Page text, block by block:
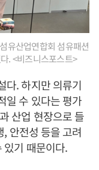
유산업연합회 섬유패션
. <비즈니스포스트>
다. 하지만 의류기
일 수 있다는 평가
산업 현장으로 들
안전성 등을 고려
있기 때문이다.